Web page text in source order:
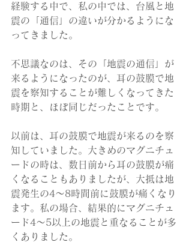
経験する中で、私の中では、台風と地
震の「通信」の違いが分かるようにな
ってきました。
不思議なのは、その「地震の通信」が
来るようになったのが、耳の鼓膜で地
震を察知することが難しくなってきた
時期と、ほぼ同じだったことです。
以前は、耳の鼓膜で地震が来るのを察
知していました。大きめのマグニチュ
ードの時は、数日前から耳の鼓膜が痛
くなることもありましたが、大抵は地
震発生の4〜8時間前に鼓膜が痛くなり
ます。私の場合、結果的にマグニチュ
ード4〜5以上の地震と重なることが多
くありました。